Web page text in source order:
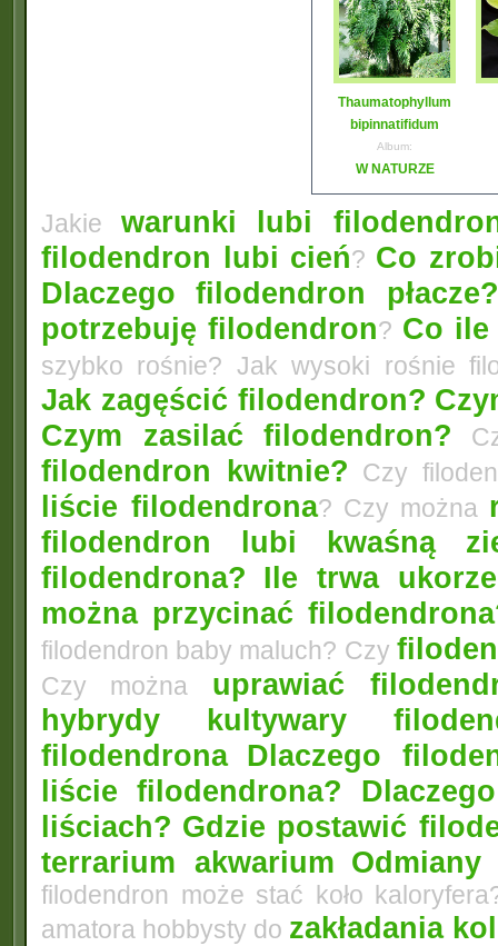
Thaumatophyllum
bipinnatifidum
Album:
W NATURZE
Jakie warunki lubi
filodendron lubi cień? Co
Dlaczego filodendron
potrzebuję filodendron? Co ile
szybko rośnie? Jak wysoki rośnie
Jak zagęścić filodendron?
Czym zasilać filodendron?
filodendron kwitnie? Czy
liście filodendrona? Czy można
filodendron lubi kwaśną
filodendrona? Ile trwa
można przycinać
filodendron baby maluch? Czy
Czy można uprawiać
hybrydy kultywary
filodendrona Dlaczego
liście filodendrona?
liściach? Gdzie postawić
terrarium akwarium
filodendron może stać koło
amatora hobbysty do zakładania